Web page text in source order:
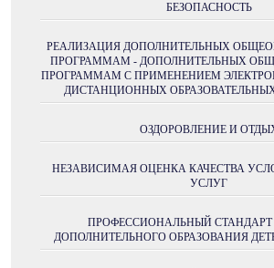
БЕЗОПАСНОСТЬ
РЕАЛИЗАЦИЯ ДОПОЛНИТЕЛЬНЫХ
ПРОГРАММАМ - ДОПОЛНИТЕЛЬНЫХ
ПРОГРАММАМ С ПРИМЕНЕНИЕМ
ДИСТАНЦИОННЫХ
ОЗДОРОВЛЕНИЕ И
НЕЗАВИСИМАЯ ОЦЕНКА КАЧЕСТВА
УСЛУГ
ПРОФЕССИОНАЛЬНЫЙ СТАНДАРТ
ДОПОЛНИТЕЛЬНОГО ОБРАЗОВАНИЯ